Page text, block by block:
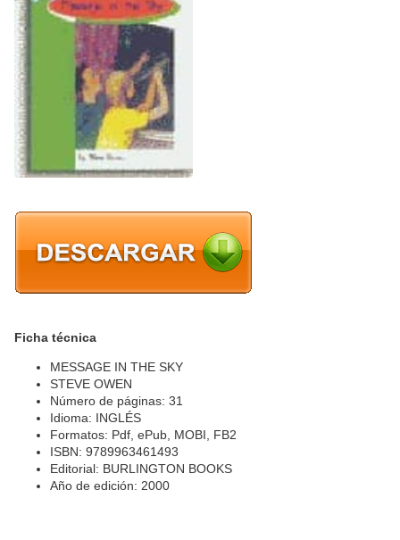
Ficha técnica
MESSAGE IN THE SKY
STEVE OWEN
Número de páginas: 31
Idioma: INGLÉS
Formatos: Pdf, ePub, MOBI, FB2
ISBN: 9789963461493
Editorial: BURLINGTON BOOKS
Año de edición: 2000